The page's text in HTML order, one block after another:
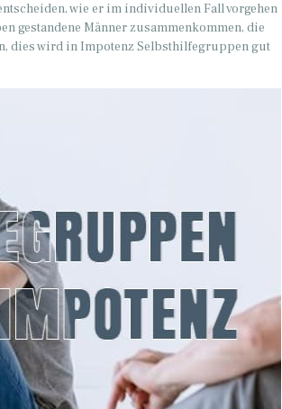
wie er im individuellen Fall vorgehen
gestandene Männer zusammenkommen, die
dies wird in Impotenz Selbsthilfegruppen gut